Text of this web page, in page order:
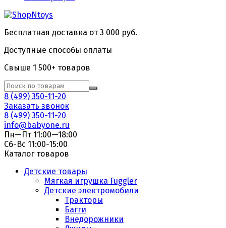
Бесплатная доставка от 3 000 руб.
Доступные способы оплаты
Свыше 1 500+ товаров
8 (499) 350-11-20
Заказать звонок
8 (499) 350-11-20
info@babyone.ru
Пн—Пт 11:00—18:00
Сб-Вс 11:00-15:00
Каталог товаров
Детские товары
Мягкая игрушка Fuggler
Детские электромобили
Тракторы
Багги
Внедорожники